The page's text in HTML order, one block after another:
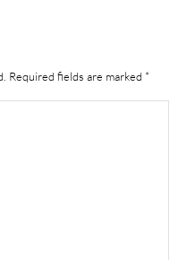
Required fields are marked *